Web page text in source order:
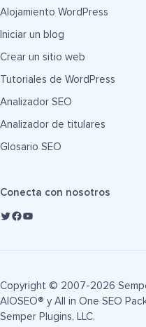
Alojamiento WordPress
Iniciar un blog
Crear un sitio web
Tutoriales de WordPress
Analizador SEO
Analizador de titulares
Glosario SEO
Conecta con nosotros
Copyright © 2007-2026
AIOSEO® y All in One SEO
Semper Plugins, LLC.